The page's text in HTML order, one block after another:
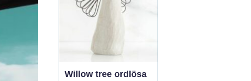
Willow tree ordlösa